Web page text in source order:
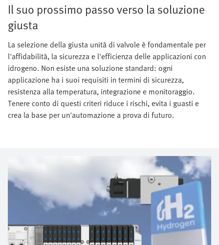
Il suo prossimo passo verso la soluzione
giusta
La selezione della giusta unità di valvole è fondamentale per
l'affidabilità, la sicurezza e l'efficienza delle applicazioni con
idrogeno. Non esiste una soluzione standard: ogni
applicazione ha i suoi requisiti in termini di sicurezza,
resistenza alla temperatura, integrazione e monitoraggio.
Tenere conto di questi criteri riduce i rischi, evita i guasti e
crea la base per un'automazione a prova di futuro.